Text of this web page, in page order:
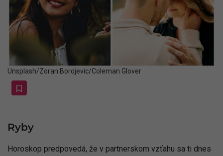
Unsplash/Zoran Borojevic/Coleman Glover
Ryby
Horoskop predpovedá, že v partnerskom vzťahu sa ti dnes